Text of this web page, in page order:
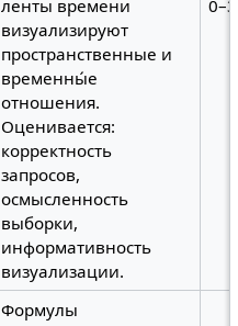
ленты времени
визуализируют
пространственные и
временны́е
отношения.
Оценивается:
корректность
запросов,
осмысленность
выборки,
информативность
визуализации.
0–3
Формулы